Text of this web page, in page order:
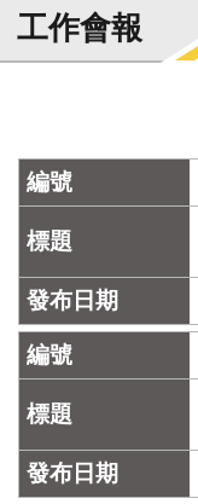
臺
北
市
門
牌
合
索
系
統
化
文
化
工作會報